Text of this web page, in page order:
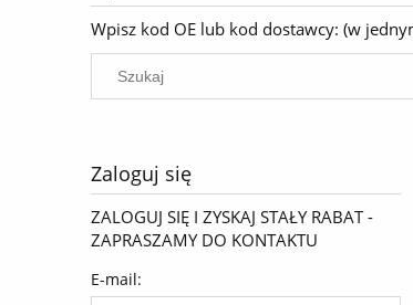
Wpisz kod OE lub kod dostawcy: (w
Zaloguj się
ZALOGUJ SIĘ I ZYSKAJ STAŁY RABAT -
ZAPRASZAMY DO KONTAKTU
E-mail: